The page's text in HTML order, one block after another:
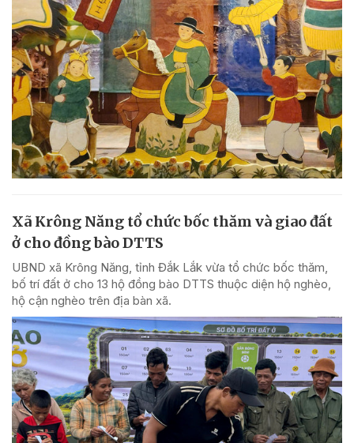
Xã Krông Năng tổ chức bốc thăm và giao đất
ở cho đồng bào DTTS
UBND xã Krông Năng, tỉnh Đắk Lắk vừa tổ chức bốc thăm,
bố trí đất ở cho 13 hộ đồng bào DTTS thuộc diện hộ nghèo,
hộ cận nghèo trên địa bàn xã.